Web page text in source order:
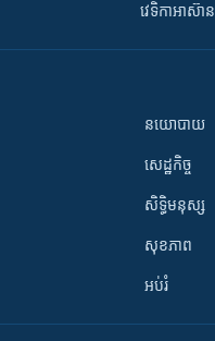
វេទិកា​អាស៊ាន
នយោបាយ
សេដ្ឋកិច្ច
សិទ្ធិមនុស្ស
សុខភាព
អប់រំ